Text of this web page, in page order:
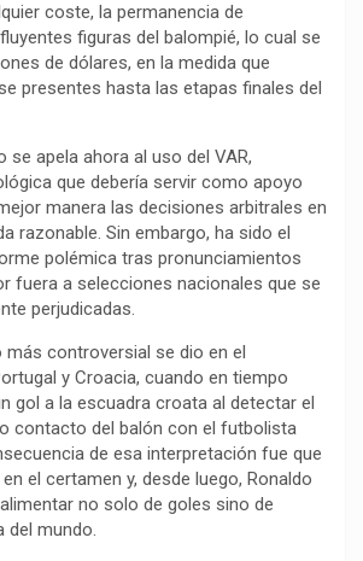
a
m
n
k
t
i
coste, la permanencia de
figuras del balompié, lo cual se
de dólares, en la medida que
presentes hasta las etapas finales del
se apela ahora al uso del VAR,
que debería servir como apoyo
manera las decisiones arbitrales en
razonable. Sin embargo, ha sido el
polémica tras pronunciamientos
fuera a selecciones nacionales que se
perjudicadas.
más controversial se dio en el
y Croacia, cuando en tiempo
gol a la escuadra croata al detectar el
contacto del balón con el futbolista
de esa interpretación fue que
el certamen y, desde luego, Ronaldo
no solo de goles sino de
del mundo.